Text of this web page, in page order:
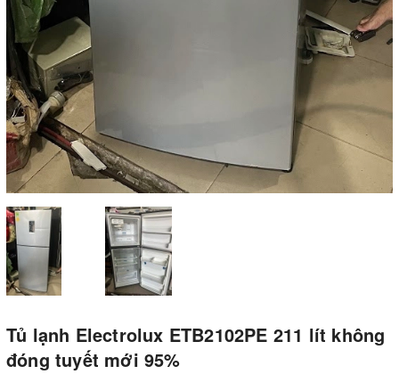
Tủ lạnh Electrolux ETB2102PE 211 lít không
đóng tuyết mới 95%